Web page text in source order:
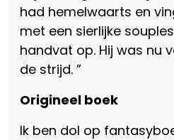
had hemelwaarts en
met een sierlijke
handvat op. Hij was nu
de strijd. ”
Origineel boek
Ik ben dol op